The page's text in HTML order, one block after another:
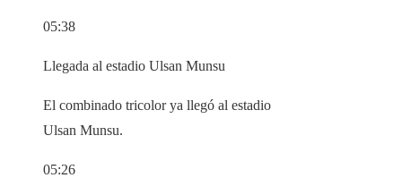
05:38
Llegada al estadio Ulsan Munsu
El combinado tricolor ya llegó al estadio
Ulsan Munsu.
05:26